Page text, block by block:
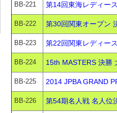
BB-221 第14回東海レディー
BB-222 第30回関東オープン
BB-223 第22回関東レディー
BB-224 15th MASTERS 決勝
BB-225 2014 JPBA GRAND
BB-226 第54期名人戦 名人位